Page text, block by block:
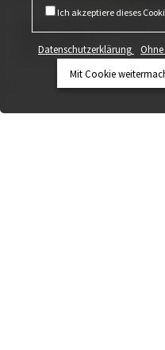
Das war die Bau
Erneut stellt Cobiax seine
Ich akzeptiere dieses
Datenschutzerklärung
Mit Cookie